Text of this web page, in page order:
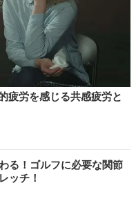
疲労を感じる共感疲労と
る！ゴルフに必要な関節
ッチ！